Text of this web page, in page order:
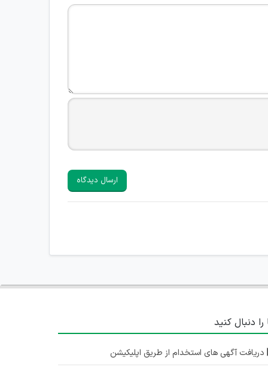
ارسال دیدگاه
را دنبال کنید
دریافت آگهی های استخدام از طریق اپلیکیشن